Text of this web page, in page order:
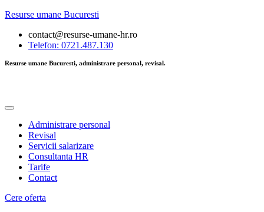
Resurse umane Bucuresti
contact@resurse-umane-hr.ro
Telefon: 0721.487.130
Resurse umane Bucuresti, administrare personal, revisal.
Administrare personal
Revisal
Servicii salarizare
Consultanta HR
Tarife
Contact
Cere oferta